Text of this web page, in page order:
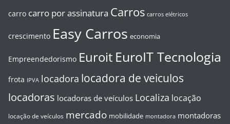
carro carro por assinatura Carros carros elétricos
crescimento Easy Carros economia
Empreendedorismo Euroit EuroIT Tecnologia
frota IPVA locadora locadora de veiculos
locadoras locadoras de veículos Localiza locação
locação de veículos mercado mobilidade montadora montadoras